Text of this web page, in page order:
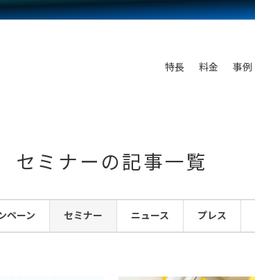
特長 料金 事例
向上
雑貨販売
料金シミュレーション
セミナーの記事一覧
ペーン セミナー ニュース プレス